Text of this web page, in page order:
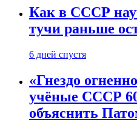
Как в СССР
тучи раньше
6 дней спустя
«Гнездо
учёные СССР
объяснить